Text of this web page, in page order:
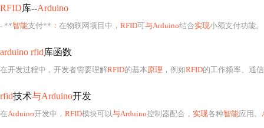
RFID库--Arduino
- **智能支付** ： 在物联网项目中， RFID可与Arduino结合实现小额支付功能
arduino rfid库函数
在开发过程中，开发者需要理解RFID的基本原理 ，例如RFID的工作频率、通信协
rfid技术与Arduino开发
在Arduino开发中， RFID模块可以与Arduino控制器配合， 实现各种智能应用。